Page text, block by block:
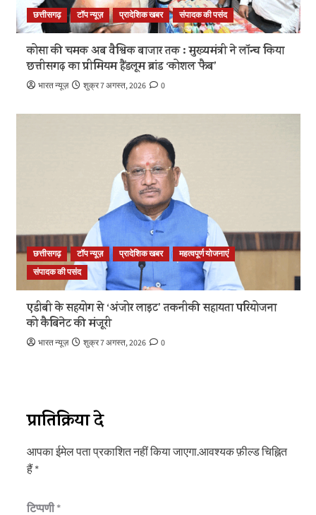
छत्तीसगढ़ टॉप न्यूज़ प्रादेशिक खबर संपादक की पसंद
कोसा की चमक अब वैश्विक बाजार तक : मुख्यमंत्री ने लॉन्च किया
छत्तीसगढ़ का प्रीमियम हैंडलूम ब्रांड ‘कोशल फैब’
भारत न्यूज़ शुक्र 7 अगस्त, 2026 0
छत्तीसगढ़ टॉप न्यूज़ प्रादेशिक खबर
महत्वपूर्ण योजनाएं
संपादक की पसंद
एडीबी के सहयोग से ‘अंजोर लाइट’ तकनीकी सहायता परियोजना
को कैबिनेट की मंजूरी
भारत न्यूज़ शुक्र 7 अगस्त, 2026 0
प्रातिक्रिया दे
आपका ईमेल पता प्रकाशित नहीं किया जाएगा.आवश्यक फ़ील्ड चिह्नित
हैं*
टिप्पणी*